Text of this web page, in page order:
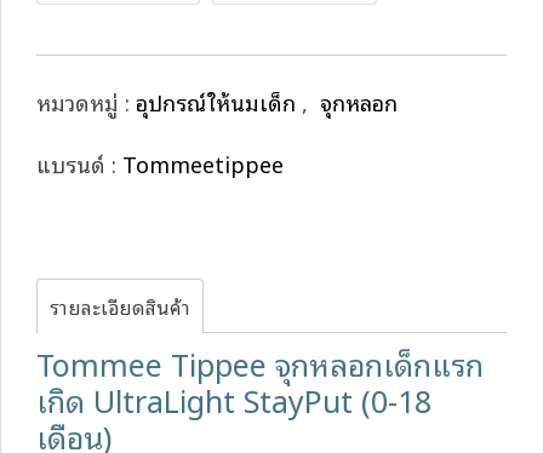
หมวดหมู่ : อุปกรณ์ให้นมเด็ก , จุกหลอก
แบรนด์ : Tommeetippee
รายละเอียดสินค้า
Tommee Tippee จุกหลอกเด็กแรก
เกิด UltraLight StayPut (0-18
เดือน)